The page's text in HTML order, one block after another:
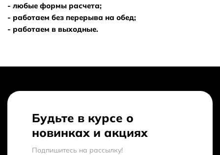
- любые формы расчета;
- работаем без перерыва на обед;
- работаем в выходные.
Будьте в курсе о
новинках и акциях
Подпишитесь на рассылкy!